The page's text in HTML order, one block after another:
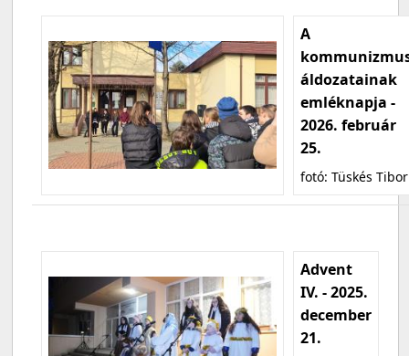
A
áldozatainak
emléknapja -
2026. február
25.
fotó: Tüskés Tibor
Advent
IV. - 2025.
december
21.